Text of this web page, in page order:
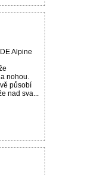
Alpine
nohou.
působí
nad sva...